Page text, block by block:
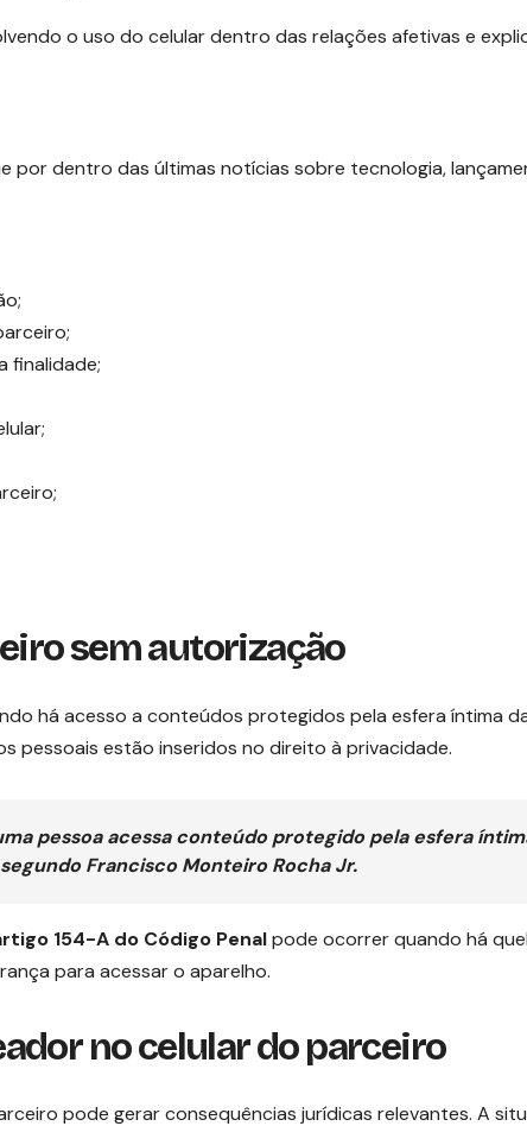
o uso do celular dentro das relações afetivas e
por dentro das últimas notícias sobre tecnologia,
finalidade;
sem autorização
há acesso a conteúdos protegidos pela esfera íntima
pessoais estão inseridos no direito à privacidade.
pessoa acessa conteúdo protegido pela esfera
Francisco Monteiro Rocha Jr.
154-A do Código Penalpode ocorrer quando há
para acessar o aparelho.
no celular do parceiro
pode gerar consequências jurídicas relevantes. A